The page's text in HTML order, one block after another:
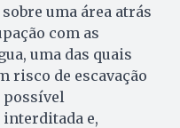
uma área atrás
com as
uma das quais
risco de escavação
possível
interditada e,